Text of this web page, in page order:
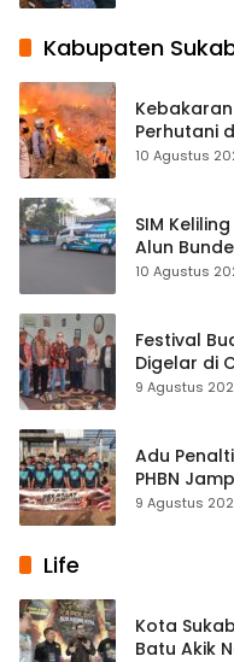
Kabupaten
Perhutani
10 Agustus
SIM
Alun
2026
10 Agustus
Festival
Digelar di
Dukungan
9 Agustus
Adu
PHBN
9 Agustus
Life
Kota
Batu Akik